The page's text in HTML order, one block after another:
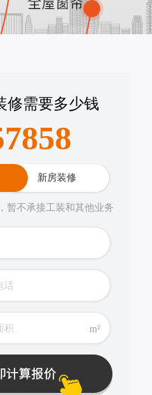
修需要多少钱
新房装修
暂不承接工装和其他业务
m²